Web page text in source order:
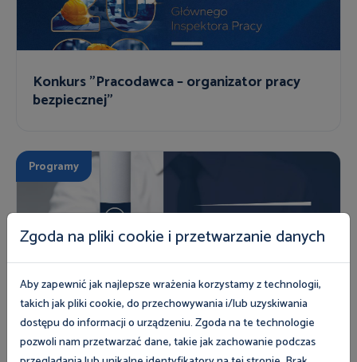
Konkurs "Pracodawca – organizator pracy
bezpiecznej"
Programy
Program „Zdobądź Dyplom PIP”
Zgoda na pliki cookie i przetwarzanie danych
Aby zapewnić jak najlepsze wrażenia korzystamy z technologii,
takich jak pliki cookie, do przechowywania i/lub uzyskiwania
dostępu do informacji o urządzeniu. Zgoda na te technologie
pozwoli nam przetwarzać dane, takie jak zachowanie podczas